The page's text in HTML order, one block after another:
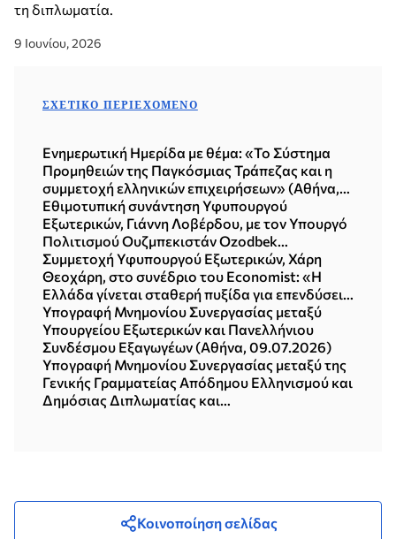
τη διπλωματία.
9 Ιουνίου, 2026
ΣΧΕΤΙΚΌ ΠΕΡΙΕΧΌΜΕΝΟ
Ενημερωτική Ημερίδα με θέμα: «Το Σύστημα
Προμηθειών της Παγκόσμιας Τράπεζας και η
συμμετοχή ελληνικών επιχειρήσεων» (Αθήνα,
15.07.2026)
Εθιμοτυπική συνάντηση Υφυπουργού
Εξωτερικών, Γιάννη Λοβέρδου, με τον Υπουργό
Πολιτισμού Ουζμπεκιστάν Ozodbek
Nazarbekov (15.07.2026)
Συμμετοχή Υφυπουργού Εξωτερικών, Χάρη
Θεοχάρη, στο συνέδριο του Economist: «Η
Ελλάδα γίνεται σταθερή πυξίδα για επενδύσεις,
εξαγωγές και ανάπτυξη σε μια εποχή
αναταράξεων» (Αθήνα, 10.07.2026)
Υπογραφή Μνημονίου Συνεργασίας μεταξύ
Υπουργείου Εξωτερικών και Πανελλήνιου
Συνδέσμου Εξαγωγέων (Αθήνα, 09.07.2026)
Υπογραφή Μνημονίου Συνεργασίας μεταξύ της
Γενικής Γραμματείας Απόδημου Ελληνισμού και
Δημόσιας Διπλωματίας και
Κοινοποίηση σελίδας